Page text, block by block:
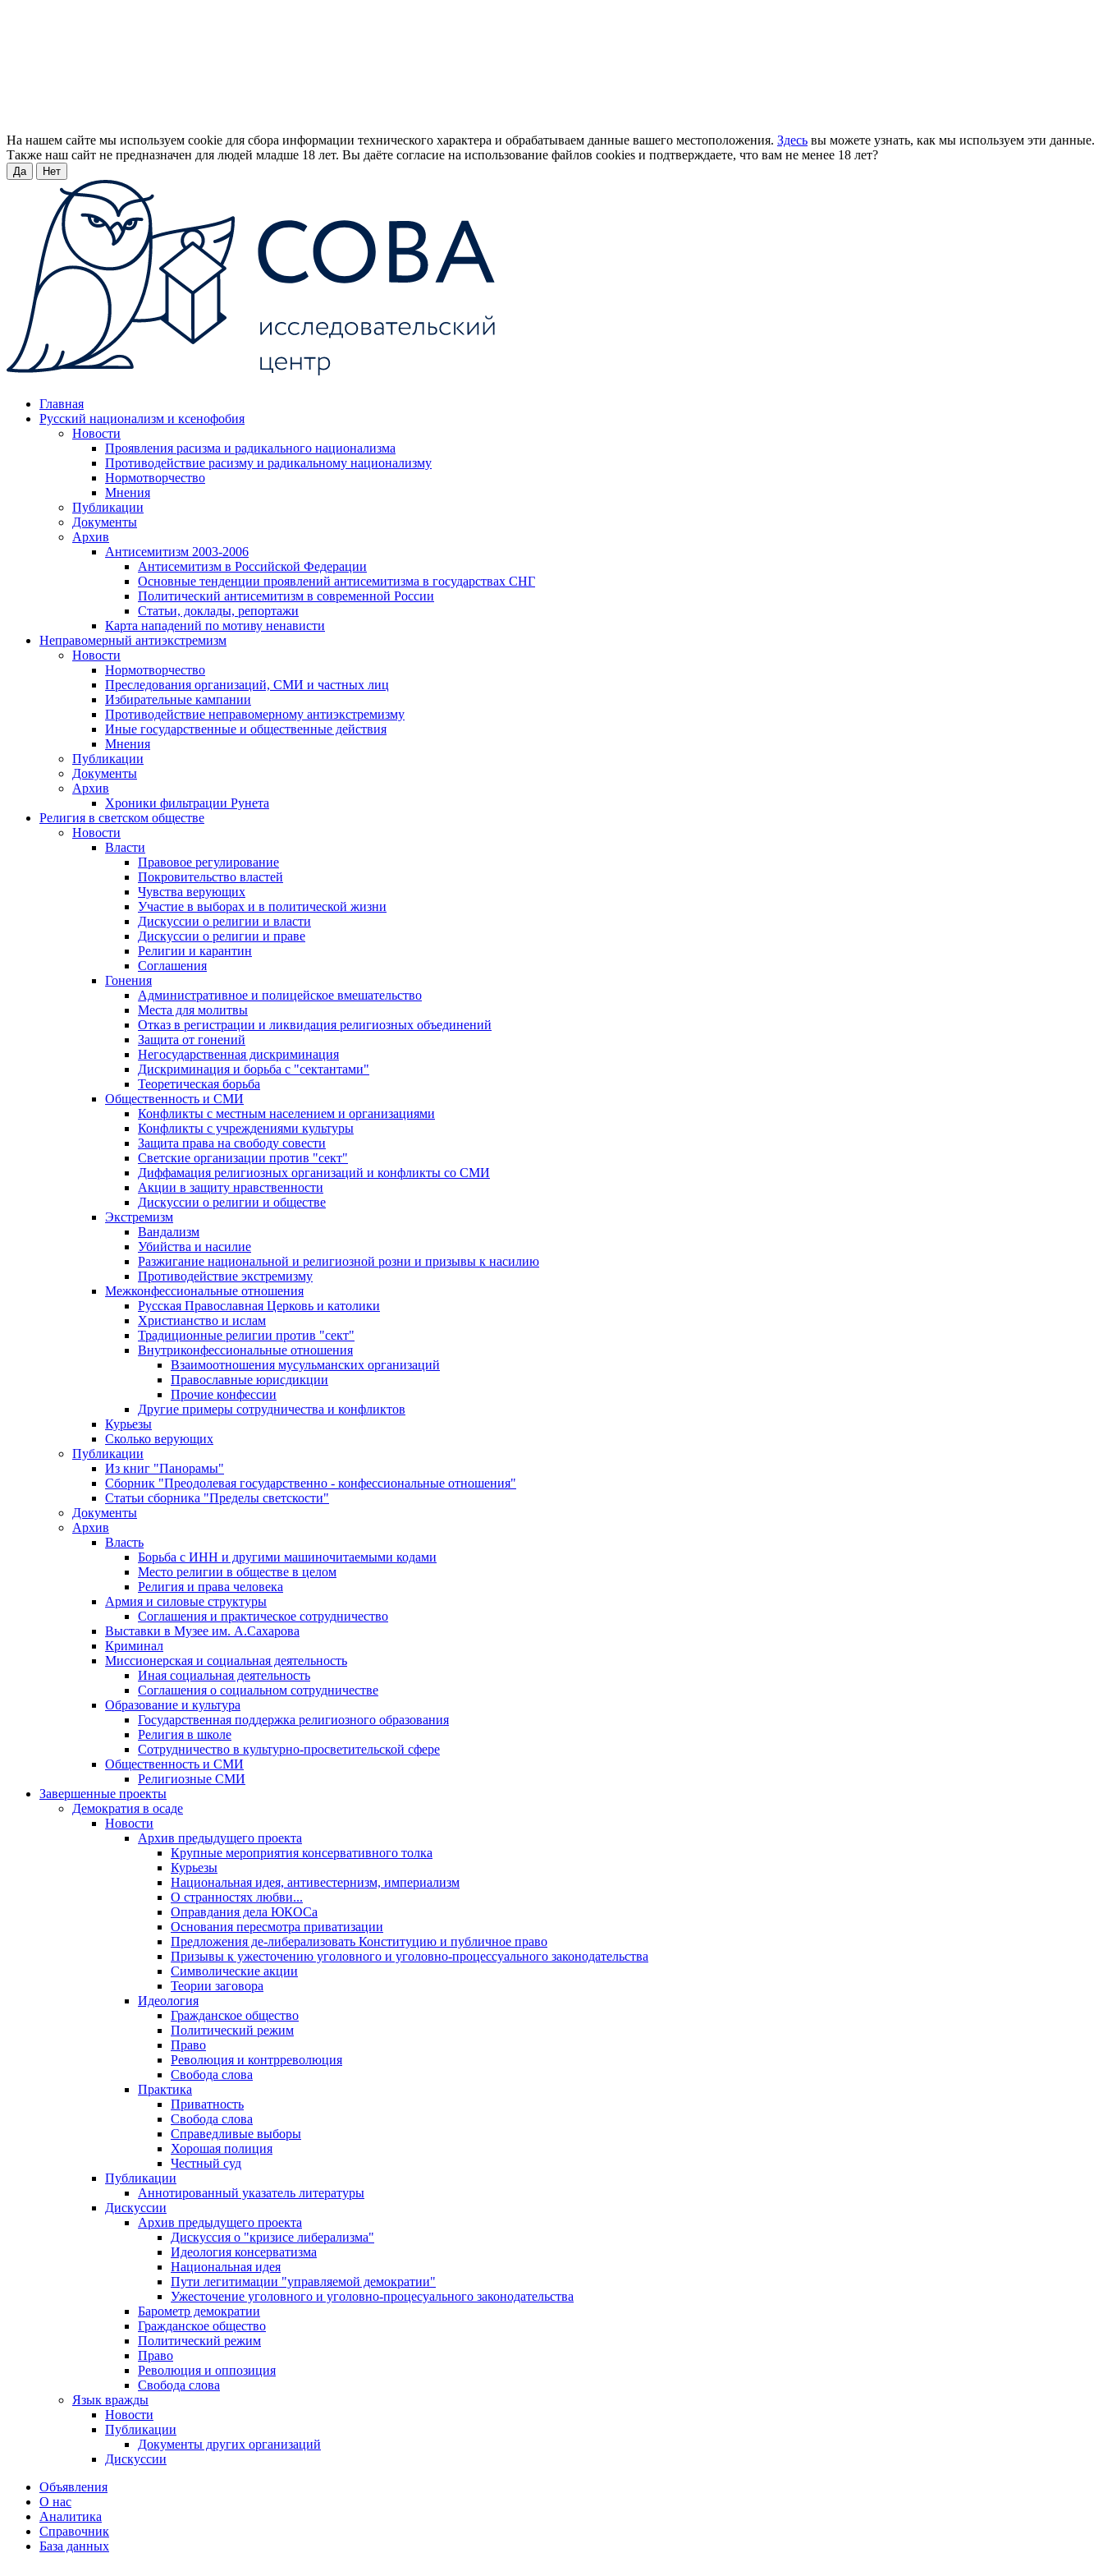
На нашем сайте мы используем cookie для сбора информации технического характера и обрабатываем данные вашего местоположения. Здесь вы можете узнать, как мы используем эти данные.
Также наш сайт не предназначен для людей младше 18 лет. Вы даёте согласие на использование файлов cookies и подтверждаете, что вам не менее 18 лет?
Да Нет
Главная
Русский национализм и ксенофобия
Новости
Проявления расизма и радикального национализма
Противодействие расизму и радикальному национализму
Нормотворчество
Мнения
Публикации
Документы
Архив
Антисемитизм 2003-2006
Антисемитизм в Российской Федерации
Основные тенденции проявлений антисемитизма в государствах СНГ
Политический антисемитизм в современной России
Статьи, доклады, репортажи
Карта нападений по мотиву ненависти
Неправомерный антиэкстремизм
Новости
Нормотворчество
Преследования организаций, СМИ и частных лиц
Избирательные кампании
Противодействие неправомерному антиэкстремизму
Иные государственные и общественные действия
Мнения
Публикации
Документы
Архив
Хроники фильтрации Рунета
Религия в светском обществе
Новости
Власти
Правовое регулирование
Покровительство властей
Чувства верующих
Участие в выборах и в политической жизни
Дискуссии о религии и власти
Дискуссии о религии и праве
Религии и карантин
Соглашения
Гонения
Административное и полицейское вмешательство
Места для молитвы
Отказ в регистрации и ликвидация религиозных объединений
Защита от гонений
Негосударственная дискриминация
Дискриминация и борьба с "сектантами"
Теоретическая борьба
Общественность и СМИ
Конфликты с местным населением и организациями
Конфликты с учреждениями культуры
Защита права на свободу совести
Светские организации против "сект"
Диффамация религиозных организаций и конфликты со СМИ
Акции в защиту нравственности
Дискуссии о религии и обществе
Экстремизм
Вандализм
Убийства и насилие
Разжигание национальной и религиозной розни и призывы к насилию
Противодействие экстремизму
Межконфессиональные отношения
Русская Православная Церковь и католики
Христианство и ислам
Традиционные религии против "сект"
Внутриконфессиональные отношения
Взаимоотношения мусульманских организаций
Православные юрисдикции
Прочие конфессии
Другие примеры сотрудничества и конфликтов
Курьезы
Сколько верующих
Публикации
Из книг "Панорамы"
Сборник "Преодолевая государственно - конфессиональные отношения"
Статьи сборника "Пределы светскости"
Документы
Архив
Власть
Борьба с ИНН и другими машиночитаемыми кодами
Место религии в обществе в целом
Религия и права человека
Армия и силовые структуры
Соглашения и практическое сотрудничество
Выставки в Музее им. А.Сахарова
Криминал
Миссионерская и социальная деятельность
Иная социальная деятельность
Соглашения о социальном сотрудничестве
Образование и культура
Государственная поддержка религиозного образования
Религия в школе
Сотрудничество в культурно-просветительской сфере
Общественность и СМИ
Религиозные СМИ
Завершенные проекты
Демократия в осаде
Новости
Архив предыдущего проекта
Крупные мероприятия консервативного толка
Курьезы
Национальная идея, антивестернизм, империализм
О странностях любви...
Оправдания дела ЮКОСа
Основания пересмотра приватизации
Предложения де-либерализовать Конституцию и публичное право
Призывы к ужесточению уголовного и уголовно-процессуального законодательства
Символические акции
Теории заговора
Идеология
Гражданское общество
Политический режим
Право
Революция и контрреволюция
Свобода слова
Практика
Приватность
Свобода слова
Справедливые выборы
Хорошая полиция
Честный суд
Публикации
Аннотированный указатель литературы
Дискуссии
Архив предыдущего проекта
Дискуссия о "кризисе либерализма"
Идеология консерватизма
Национальная идея
Пути легитимации "управляемой демократии"
Ужесточение уголовного и уголовно-процесуального законодательства
Барометр демократии
Гражданское общество
Политический режим
Право
Революция и оппозиция
Свобода слова
Язык вражды
Новости
Публикации
Документы других организаций
Дискуссии
Объявления
О нас
Аналитика
Справочник
База данных